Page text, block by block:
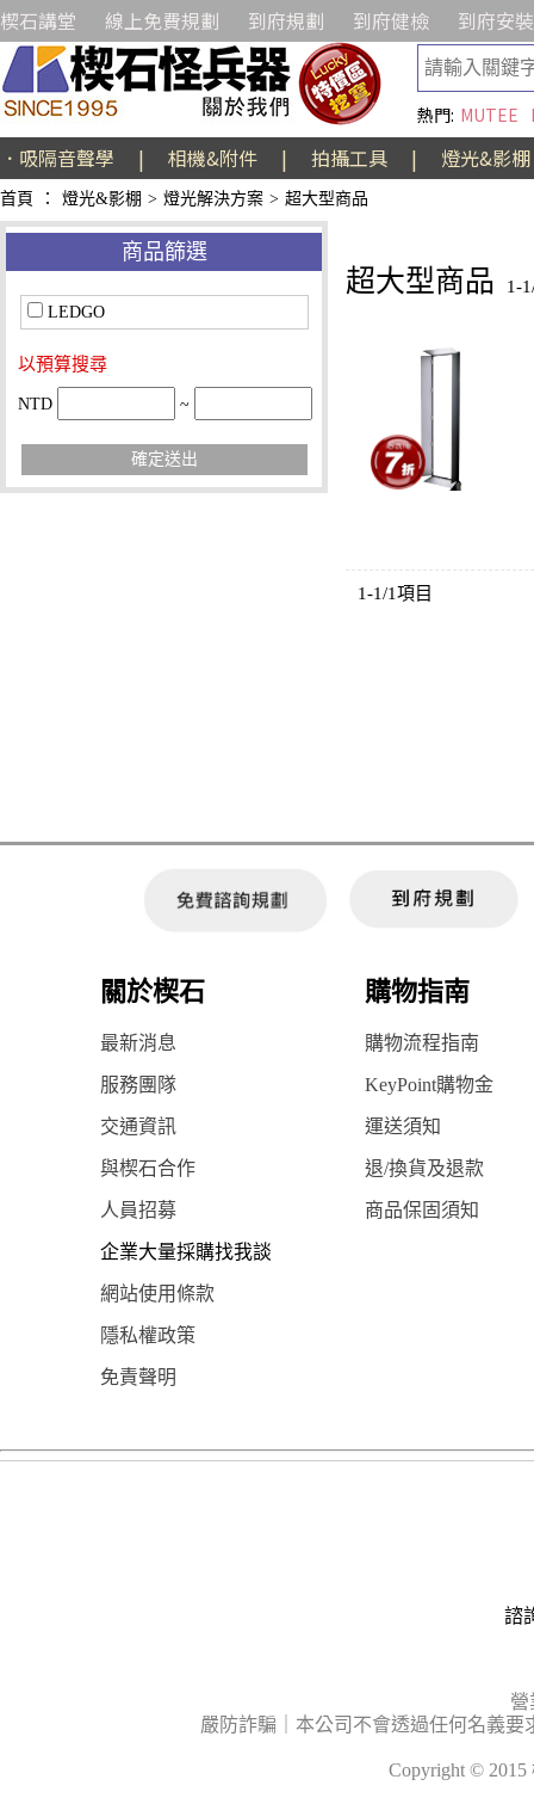
楔石講堂 線上免費規劃 到府規劃 到府健檢 到府安裝
熱門: MUTEE
．吸隔音聲學 | 相機&附件 | 拍攝工具 | 燈光&影棚
首頁 ： 燈光&影棚 > 燈光解決方案 > 超大型商品
商品篩選
LEDGO
以預算搜尋
NTD ~
確定送出
超大型商品 1-
1-1/1項目
關於楔石 購物指南
最新消息 購物流程指南
服務團隊 KeyPoint購物金
交通資訊 運送須知
與楔石合作 退/換貨及退款
人員招募 商品保固須知
企業大量採購找我談
網站使用條款
隱私權政策
免責聲明
諮
營
嚴防詐騙｜本公司不會透過任何名義
Copyright ©